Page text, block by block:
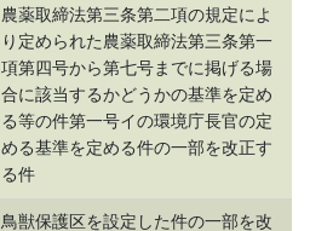
農薬取締法第三条第二項の規定によ
り定められた農薬取締法第三条第一
項第四号から第七号までに掲げる場
合に該当するかどうかの基準を定め
る等の件第一号イの環境庁長官の定
める基準を定める件の一部を改正す
る件
鳥獣保護区を設定した件の一部を改